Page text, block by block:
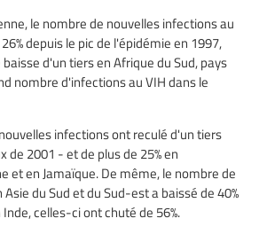
le nombre de nouvelles infections au
depuis le pic de l'épidémie en 1997,
d'un tiers en Afrique du Sud, pays
nombre d'infections au VIH dans le
infections ont reculé d'un tiers
de 2001 - et de plus de 25% en
et en Jamaïque. De même, le nombre de
du Sud et du Sud-est a baissé de 40%
celles-ci ont chuté de 56%.